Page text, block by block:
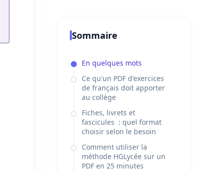
Sommaire
En quelques mots
Ce qu'un PDF d'exercices
de français doit apporter
au collège
Fiches, livrets et
fascicules : quel format
choisir selon le besoin
Comment utiliser la
méthode HGLycée sur un
PDF en 25 minutes